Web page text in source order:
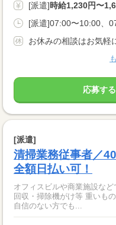
[派遣]時給1,230円〜
[派遣]07:00〜10:00、
お休みの相談はお気軽
応募す
[派遣]
清掃業務従事者／
全額日払い可！
オフィスビルや商業施設な
回収・掃除機がけ等 重いも
自信のない方でも...